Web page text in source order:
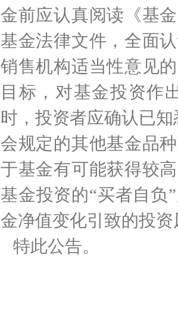
金前应认真阅读《基
基金法律文件，全面
销售机构适当性意见
目标，对基金投资作
时，投资者应确认已
会规定的其他基金品
于基金有可能获得较
基金投资的“买者自负
金净值变化引致的投
特此公告。